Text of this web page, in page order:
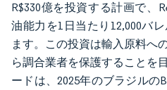
R$330億を投資する計画で、
油能力を1日当たり12,000バ
ます。この投資は輸入原料へ
ら調合業者を保護することを
ードは、2025年のブラジルの